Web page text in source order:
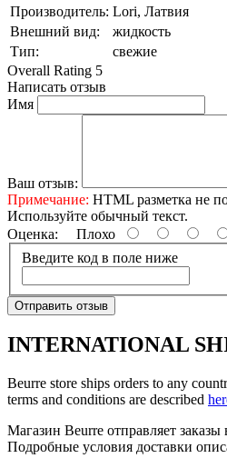
Производитель: Lori, Латвия
Внешний вид:
жидкость
Тип:
свежие
Overall Rating 5
Написать отзыв
Имя
Ваш отзыв:
Примечание: HTML разметка не
Используйте обычный текст.
Оценка: Плохо
Введите код в поле ниже
Отправить отзыв
INTERNATIONAL
Beurre store ships orders to any
terms and conditions are described
Магазин Beurre отправляет
Подробные условия доставки